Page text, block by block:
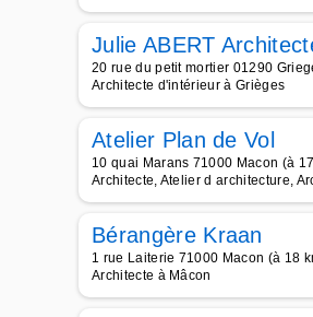
Julie ABERT
20 rue du petit mortier 01290
Architecte d'intérieur à Grièges
Atelier Plan de Vol
10 quai Marans 71000 Macon (à
Architecte, Atelier d architecture,
Bérangère Kraan
1 rue Laiterie 71000 Macon (à 18
Architecte à Mâcon